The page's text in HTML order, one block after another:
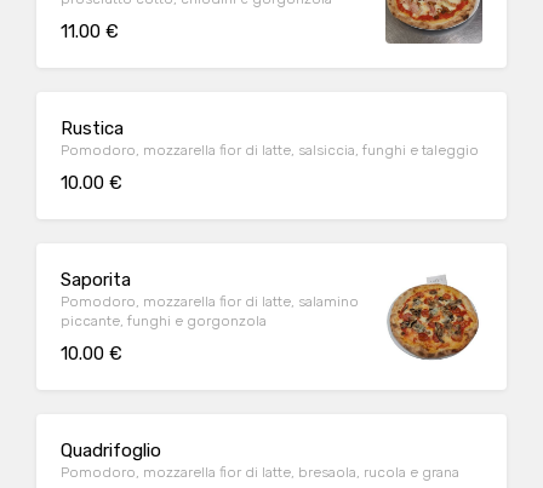
11.00 €
Rustica
Pomodoro, mozzarella fior di latte, salsiccia, funghi e taleggio
10.00 €
Saporita
Pomodoro, mozzarella fior di latte, salamino
piccante, funghi e gorgonzola
10.00 €
Quadrifoglio
Pomodoro, mozzarella fior di latte, bresaola, rucola e grana